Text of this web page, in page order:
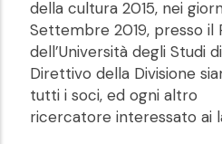
della cultura 2015, nei
Settembre 2019, presso il
dell’Università degli Studi
Direttivo della Divisione
tutti i soci, ed ogni altro
ricercatore interessato ai